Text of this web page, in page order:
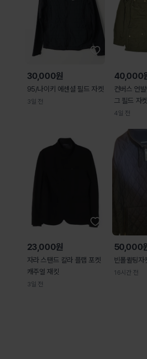
30,000원
95/나이키 에센셜 필드 자켓
3일 전
40,000
컨버스 언
그 필드 자켓
4일 전
23,000원
자라 스탠드 칼라 플랩 포켓
캐주얼 재킷
3일 전
50,000
빈폴퀼팅자
16시간 전